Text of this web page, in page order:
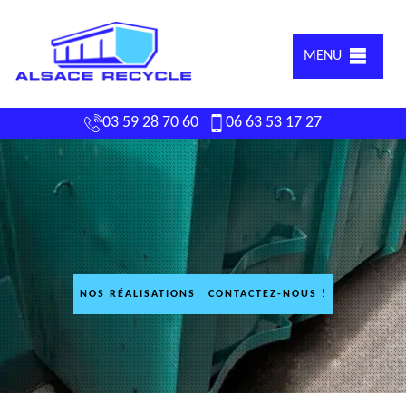
MENU
03 59 28 70 60 06 63 53 17 27
NOS RÉALISATIONS CONTACTEZ-NOUS !